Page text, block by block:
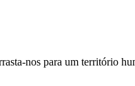
nos para um território